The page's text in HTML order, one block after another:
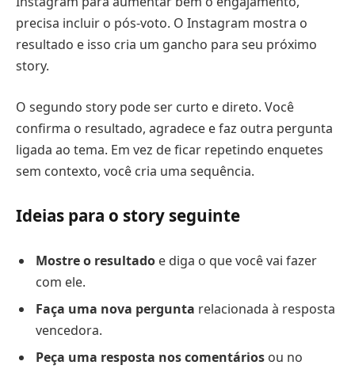
precisa incluir o pós-voto. O Instagram mostra o
resultado e isso cria um gancho para seu próximo
story.
O segundo story pode ser curto e direto. Você
confirma o resultado, agradece e faz outra pergunta
ligada ao tema. Em vez de ficar repetindo enquetes
sem contexto, você cria uma sequência.
Ideias para o story seguinte
Mostre o resultado e diga o que você vai fazer
com ele.
Faça uma nova pergunta relacionada à resposta
vencedora.
Peça uma resposta nos comentários ou no